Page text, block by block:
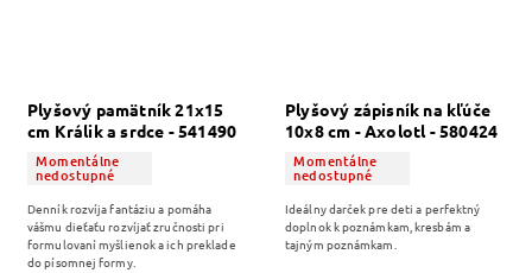
Plyšový pamätník 21x15
cm Králik a srdce - 541490
Momentálne
nedostupné
Denník rozvíja fantáziu a pomáha
vášmu dieťaťu rozvíjať zručnosti pri
formulovaní myšlienok a ich preklade
do písomnej formy.
Plyšový zápisník na kľúče
10x8 cm - Axolotl - 580424
Momentálne
nedostupné
Ideálny darček pre deti a perfektný
doplnok k poznámkam, kresbám a
tajným poznámkam.